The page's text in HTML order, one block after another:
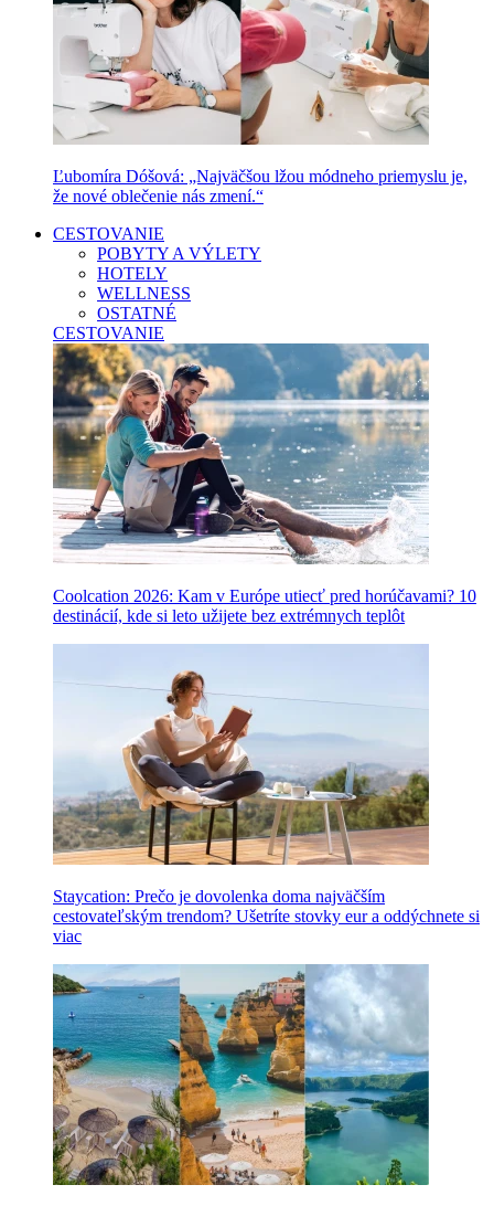
Ľubomíra Dóšová: „Najväčšou lžou módneho priemyslu je,
že nové oblečenie nás zmení.“
CESTOVANIE
POBYTY A VÝLETY
HOTELY
WELLNESS
OSTATNÉ
CESTOVANIE
Coolcation 2026: Kam v Európe utiecť pred horúčavami? 10
destinácií, kde si leto užijete bez extrémnych teplôt
Staycation: Prečo je dovolenka doma najväčším
cestovateľským trendom? Ušetríte stovky eur a oddýchnete si
viac